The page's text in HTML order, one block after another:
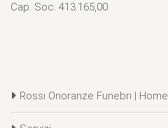
Cap. Soc. 413.165,00
Rossi Onoranze Funebri | Home